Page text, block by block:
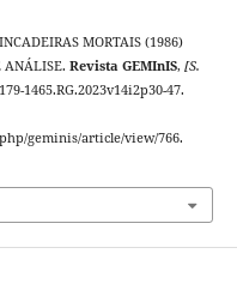
MORTAIS (1986)
ANÁLISE. Revista GEMInIS, [S.
1465.RG.2023v14i2p30-47.
geminis/article/view/766.